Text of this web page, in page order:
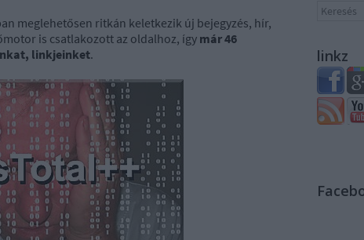
meglehetősen ritkán keletkezik új bejegyzés, hír,
is csatlakozott az oldalhoz, így már 46
linkjeinket. linkz